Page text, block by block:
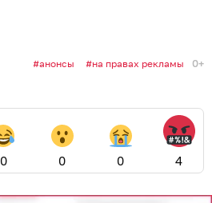
анонсы на правах рекламы 0+
0 0 0 4